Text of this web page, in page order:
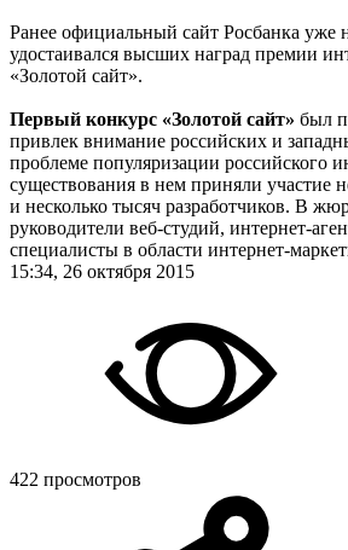
Ранее официальный сайт Росбанка уже
удостаивался высших наград премии
«Золотой сайт».
Первый конкурс «Золотой сайт» был
привлек внимание российских и
проблеме популяризации российского
существования в нем приняли участие
и несколько тысяч разработчиков. В
руководители веб-студий, интернет-
специалисты в области интернет-
15:34, 26 октября 2015
422 просмотров